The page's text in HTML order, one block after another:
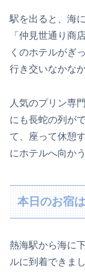
駅を出ると、海
「仲見世通り商
くのホテルがぎ
行き交いなかな
人気のプリン専
にも長蛇の列が
て、座って休憩
にホテルへ向か
本日のお宿は
熱海駅から海に
ルに到着できまし